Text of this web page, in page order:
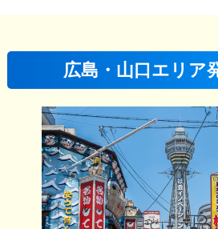
広島・山口エリア